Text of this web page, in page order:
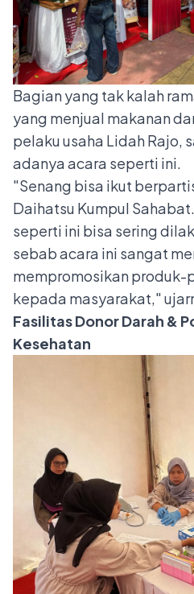
Bagian yang tak kalah
yang menjual makanan
pelaku usaha Lidah Rajo,
adanya acara seperti ini.
"Senang bisa ikut
Daihatsu Kumpul
seperti ini bisa sering
sebab acara ini sangat
mempromosikan produk-
kepada masyarakat,"
Fasilitas Donor Darah &
Kesehatan